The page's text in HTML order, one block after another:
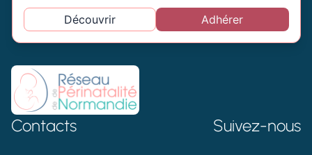
Découvrir Adhérer
Contacts Suivez-nous